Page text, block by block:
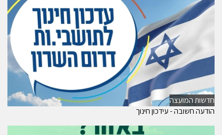
חדשות המועצה
הודעה חשובה - עידכון חינוך